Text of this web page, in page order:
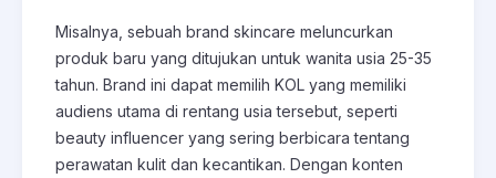
Misalnya, sebuah brand skincare meluncurkan
produk baru yang ditujukan untuk wanita usia 25-35
tahun. Brand ini dapat memilih KOL yang memiliki
audiens utama di rentang usia tersebut, seperti
beauty influencer yang sering berbicara tentang
perawatan kulit dan kecantikan. Dengan konten